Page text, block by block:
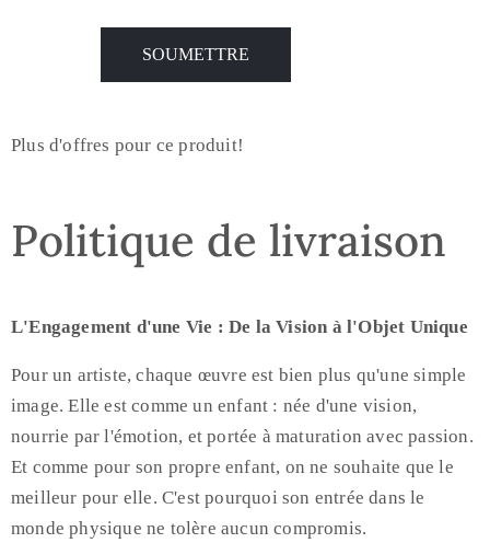
Plus d'offres pour ce produit!
Politique de livraison
L'Engagement d'une Vie : De la Vision à l'Objet Unique
Pour un artiste, chaque œuvre est bien plus qu'une simple
image. Elle est comme un enfant : née d'une vision,
nourrie par l'émotion, et portée à maturation avec passion.
Et comme pour son propre enfant, on ne souhaite que le
meilleur pour elle. C'est pourquoi son entrée dans le
monde physique ne tolère aucun compromis.